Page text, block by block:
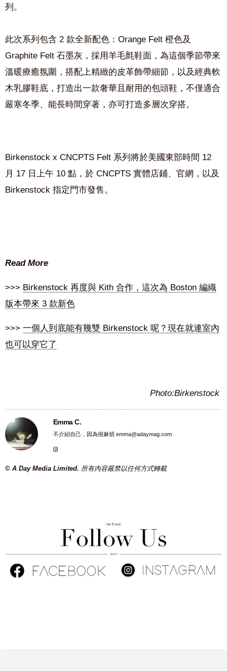
列。
此次系列包含 2 款全新配色：Orange Felt 橙色及
Graphite Felt 石墨灰，採用羊毛氈鞋面，為這個季節帶來
溫暖療癒氛圍，搭配上精緻的皮革飾帶細節，以及經典軟
木乳膠鞋底，打造出一款奢華且耐用的包頭鞋，不僅適合
嚴寒冬季、能長時間穿著，亦可打造多層次穿搭。
Birkenstock x CNCPTS Felt 系列將於美國東部時間 12
月 17 日上午 10 點，於 CNCPTS 實體店鋪、官網，以及
Birkenstock 指定門市發售。
Read More
>>> Birkenstock 再度與 Kith 合作，這次為 Boston 編織
版本帶來 3 款新色
>>> 一個人到底能有幾雙 Birkenstock 呢？現在就連室內
也可以穿它了
Photo:Birkenstock
Emma C.
不介紹自己，因為很麻煩 emma@adaymag.com
© A Day Media Limited. 所有內容嚴禁以任何方式轉載